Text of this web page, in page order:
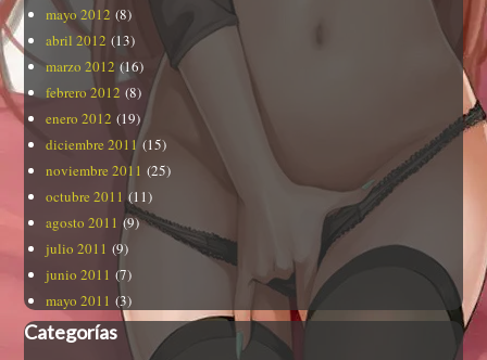
mayo 2012 (8)
abril 2012 (13)
marzo 2012 (16)
febrero 2012 (8)
enero 2012 (19)
diciembre 2011 (15)
noviembre 2011 (25)
octubre 2011 (11)
agosto 2011 (9)
julio 2011 (9)
junio 2011 (7)
mayo 2011 (3)
Categorías